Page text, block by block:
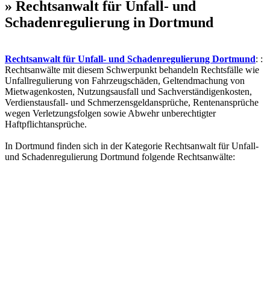
» Rechtsanwalt für Unfall- und
Schadenregulierung in Dortmund
Rechtsanwalt für Unfall- und Schadenregulierung Dortmund: :
Rechtsanwälte mit diesem Schwerpunkt behandeln Rechtsfälle wie
Unfallregulierung von Fahrzeugschäden, Geltendmachung von
Mietwagenkosten, Nutzungsausfall und Sachverständigenkosten,
Verdienstausfall- und Schmerzensgeldansprüche, Rentenansprüche
wegen Verletzungsfolgen sowie Abwehr unberechtigter
Haftpflichtansprüche.
In Dortmund finden sich in der Kategorie Rechtsanwalt für Unfall-
und Schadenregulierung Dortmund folgende Rechtsanwälte: